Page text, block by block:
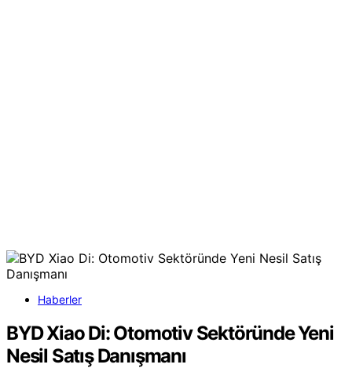
Haberler
BYD Xiao Di: Otomotiv Sektöründe Yeni
Nesil Satış Danışmanı